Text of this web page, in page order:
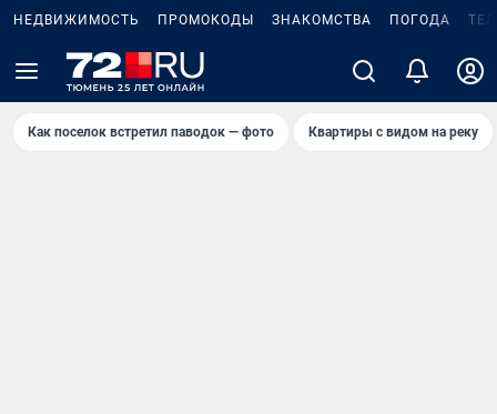
НЕДВИЖИМОСТЬ ПРОМОКОДЫ ЗНАКОМСТВА ПОГОДА
Как поселок встретил паводок — фото Квартиры с видом на реку